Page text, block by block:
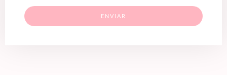
ENVIAR